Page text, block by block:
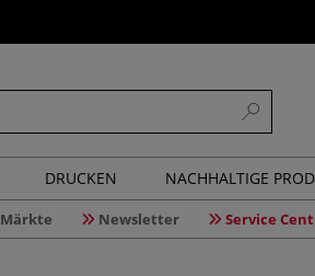
DRUCKEN NACHHALTIGE
Märkte Newsletter Service